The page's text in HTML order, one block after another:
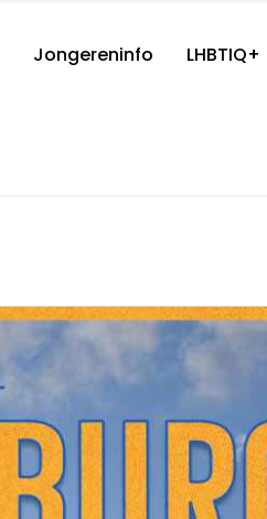
Jongereninfo LHBTIQ+